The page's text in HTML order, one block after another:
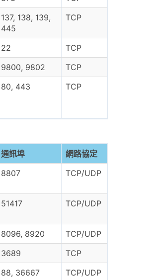
137, 138, 139,
445
TCP
22
TCP
9800, 9802
TCP
80, 443 TCP
通訊埠
網路協定
8807 TCP/UDP
51417 TCP/UDP
8096, 8920
TCP/UDP
3689
TCP
88, 36667
TCP/UDP